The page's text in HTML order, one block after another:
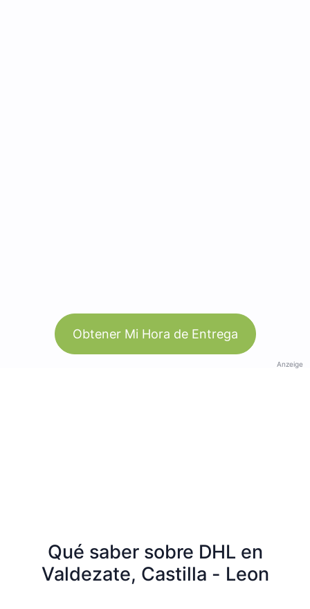
Obtener Mi Hora de Entrega
Anzeige
Qué saber sobre DHL en
Valdezate, Castilla - Leon